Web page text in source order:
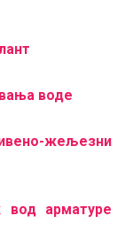
воде
жељезни
вод арматуре